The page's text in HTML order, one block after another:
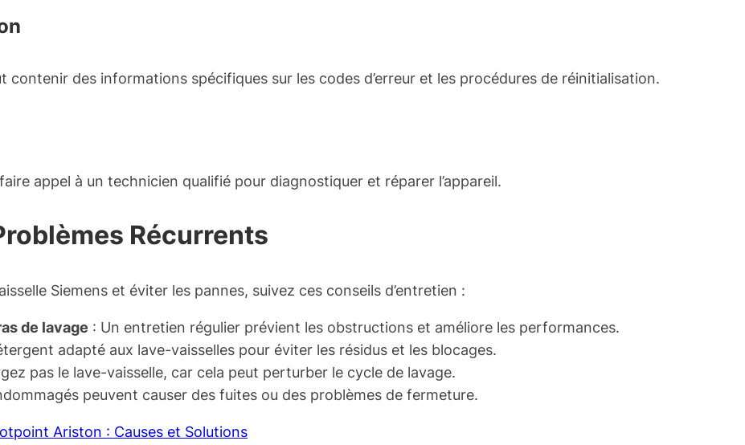
contenir des informations spécifiques sur les codes d’erreur et les procédures de réinitialisation.
appel à un technicien qualifié pour diagnostiquer et réparer l’appareil.
Récurrents
Siemens et éviter les pannes, suivez ces conseils d’entretien :
de lavage : Un entretien régulier prévient les obstructions et améliore les performances.
adapté aux lave-vaisselles pour éviter les résidus et les blocages.
pas le lave-vaisselle, car cela peut perturber le cycle de lavage.
peuvent causer des fuites ou des problèmes de fermeture.
Ariston : Causes et Solutions